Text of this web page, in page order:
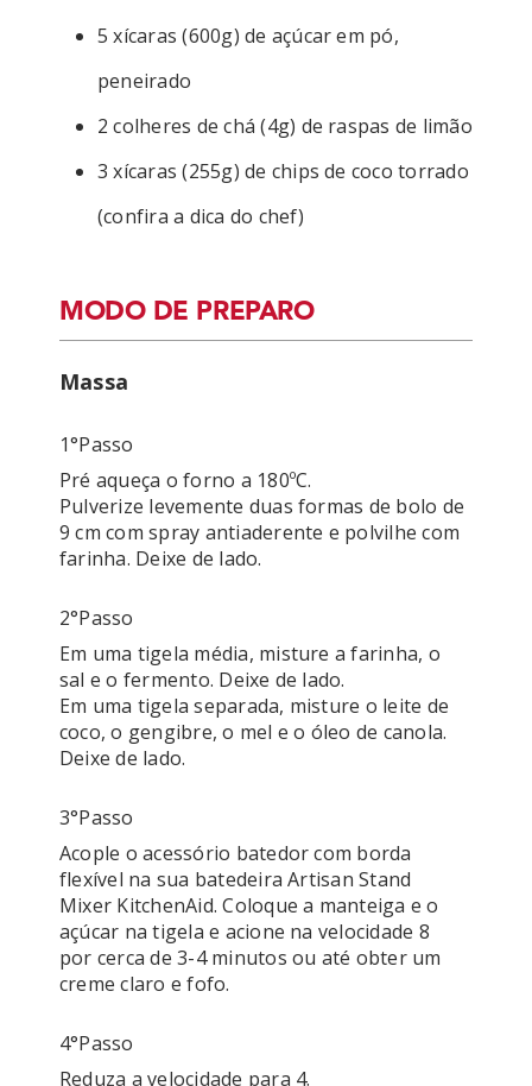
5 xícaras (600g) de açúcar em pó,
peneirado
2 colheres de chá (4g) de raspas de limão
3 xícaras (255g) de chips de coco torrado
(confira a dica do chef)
MODO DE PREPARO
Massa
1°passo
Pré aqueça o forno a 180ºC.
Pulverize levemente duas formas de bolo de
9 cm com spray antiaderente e polvilhe com
2°passo
Em uma tigela média, misture a farinha, o
sal e o fermento. Deixe de lado.
Em uma tigela separada, misture o leite de
coco, o gengibre, o mel e o óleo de canola.
3°passo
Acople o acessório batedor com borda
flexível na sua batedeira Artisan Stand
Mixer KitchenAid. Coloque a manteiga e o
açúcar na tigela e acione na velocidade 8
por cerca de 3-4 minutos ou até obter um
creme claro e fofo.
4°passo
Reduza a velocidade para 4.